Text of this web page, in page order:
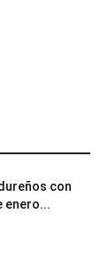
con
enero...